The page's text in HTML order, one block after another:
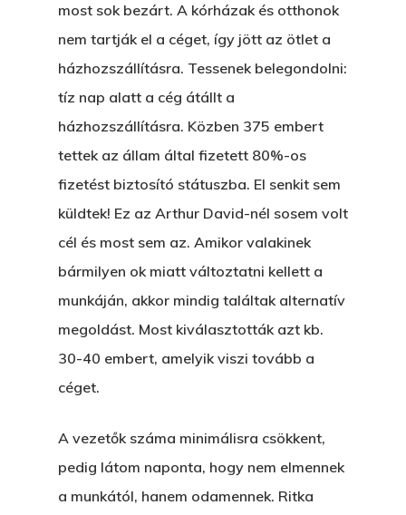
most sok bezárt. A kórházak és otthonok
nem tartják el a céget, így jött az ötlet a
házhozszállításra. Tessenek belegondolni:
tíz nap alatt a cég átállt a
házhozszállításra. Közben 375 embert
tettek az állam által fizetett 80%-os
fizetést biztosító státuszba. El senkit sem
küldtek! Ez az Arthur David-nél sosem volt
cél és most sem az. Amikor valakinek
bármilyen ok miatt változtatni kellett a
munkáján, akkor mindig találtak alternatív
megoldást. Most kiválasztották azt kb.
30-40 embert, amelyik viszi tovább a
céget.
A vezetők száma minimálisra csökkent,
pedig látom naponta, hogy nem elmennek
a munkától, hanem odamennek. Ritka
Bolt
Könyveim